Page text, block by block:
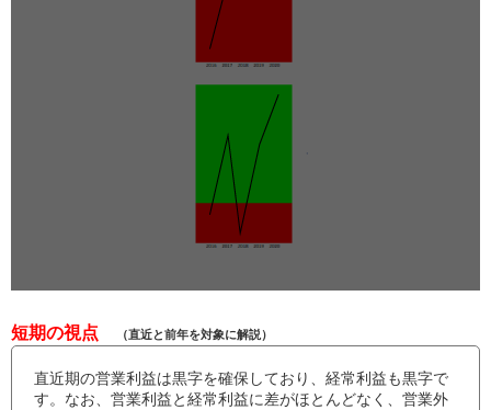
短期の視点 （直近と前年を対象に解説）
直近期の営業利益は黒字を確保しており、経常利益も黒字で
す。なお、営業利益と経常利益に差がほとんどなく、営業外